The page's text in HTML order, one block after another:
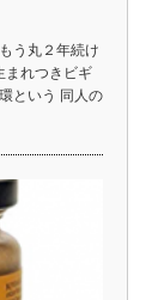
う丸２年続け
まれつきビギ
という 同人の